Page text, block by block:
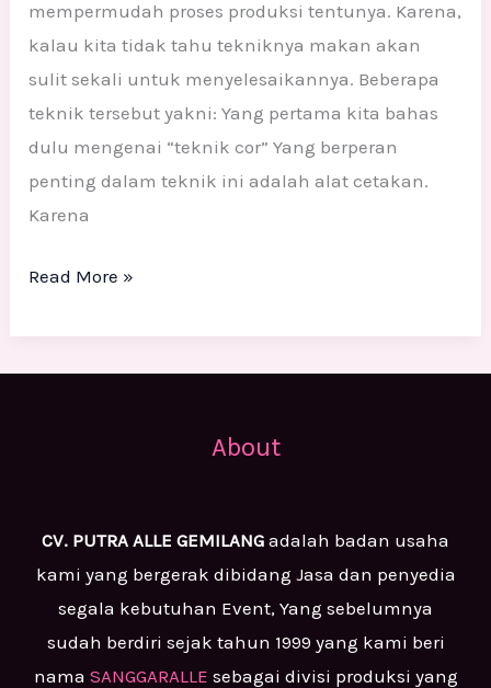
mempermudah proses produksi tentunya. Karena,
kalau kita tidak tahu tekniknya makan akan
sulit sekali untuk menyelesaikannya. Beberapa
teknik tersebut yakni: Yang pertama kita bahas
dulu mengenai “teknik cor” Yang berperan
penting dalam teknik ini adalah alat cetakan.
Karena
Read More »
About
CV. PUTRA ALLE GEMILANG adalah badan usaha
kami yang bergerak dibidang Jasa dan penyedia
segala kebutuhan Event, Yang sebelumnya
sudah berdiri sejak tahun 1999 yang kami beri
nama SANGGARALLE sebagai divisi produksi yang